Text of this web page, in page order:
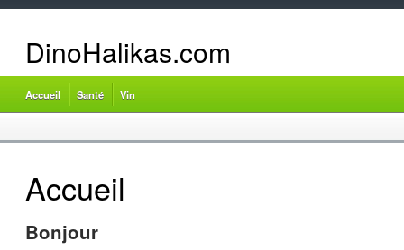
DinoHalikas.com
Accueil Santé Vin
Accueil
Bonjour